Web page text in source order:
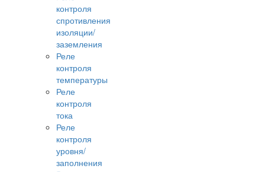
контроля
спротивления
изоляции/
заземления
Реле
контроля
температуры
Реле
контроля
тока
Реле
контроля
уровня/
заполнения